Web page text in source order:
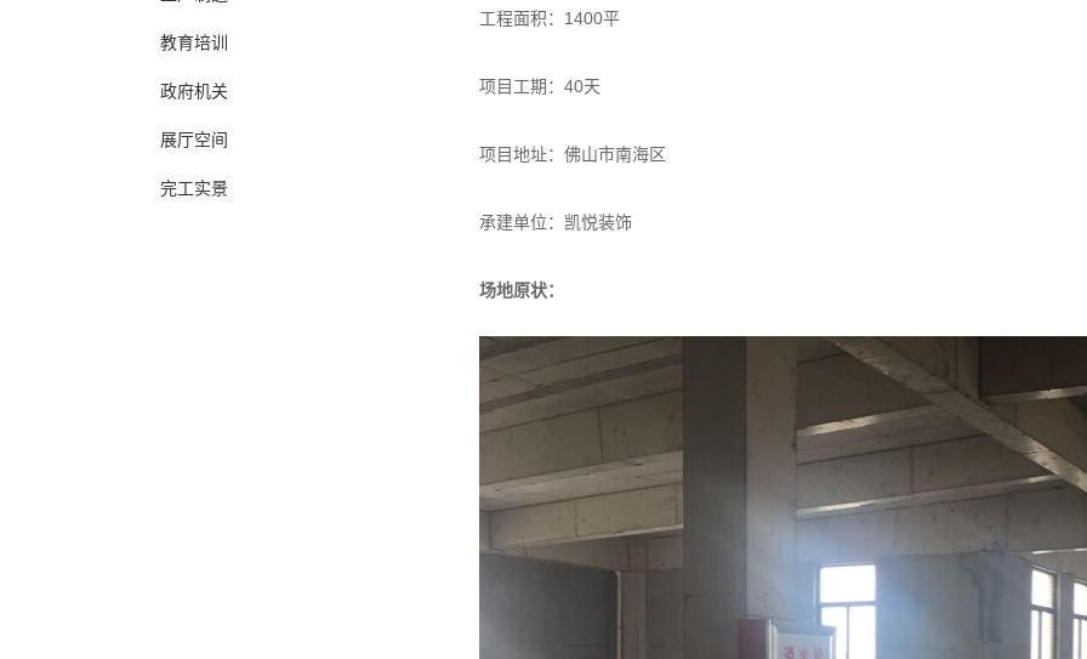
教育培训
政府机关
展厅空间
完工实景
工程面积：1400平
项目工期：40天
项目地址：佛山市南海区
承建单位：凯悦装饰
场地原状：